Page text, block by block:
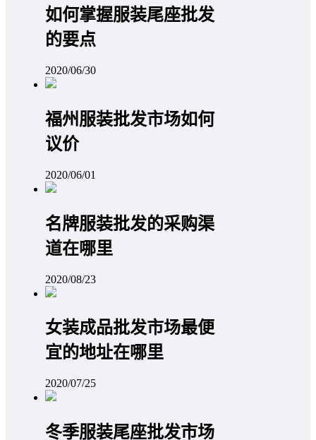
如何掌握服装尾座批发
的要点
2020/06/30
福州服装批发市场如何
议价
2020/06/01
名牌服装批发的采购渠
道在哪里
2020/08/23
女装成品批发市场最便
宜的地址在哪里
2020/07/25
冬季服装尾座批发市场